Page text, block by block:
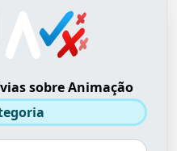
sobre Animação